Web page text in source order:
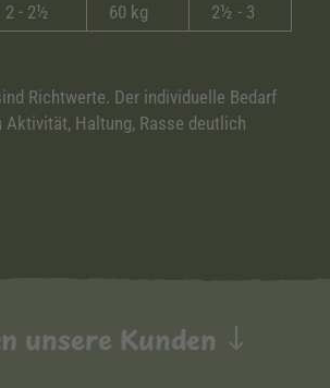
2 - 2½ 2½ - 3
60 kg
Richtwerte. Der individuelle Bedarf
Aktivität, Haltung, Rasse deutlich
unsere Kunden